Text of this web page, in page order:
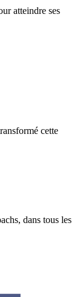
atteindre ses
cette
dans tous les